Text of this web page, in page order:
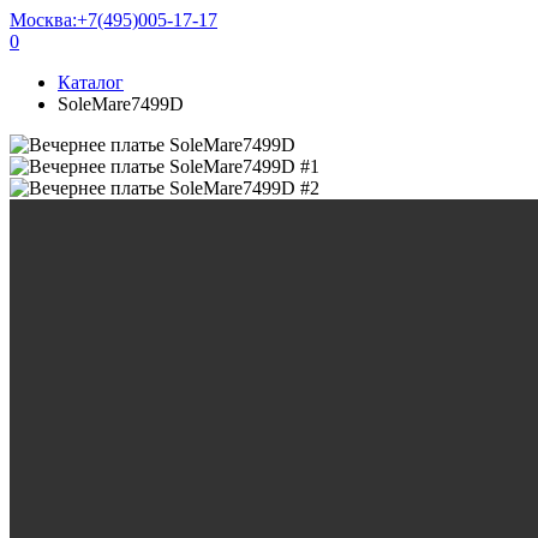
Москва:+7(495)005-17-17
0
Каталог
SoleMare7499D